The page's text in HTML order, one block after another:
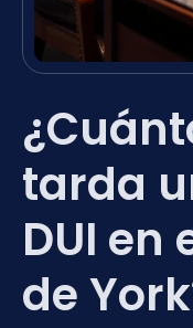
tarda
DUI en
de